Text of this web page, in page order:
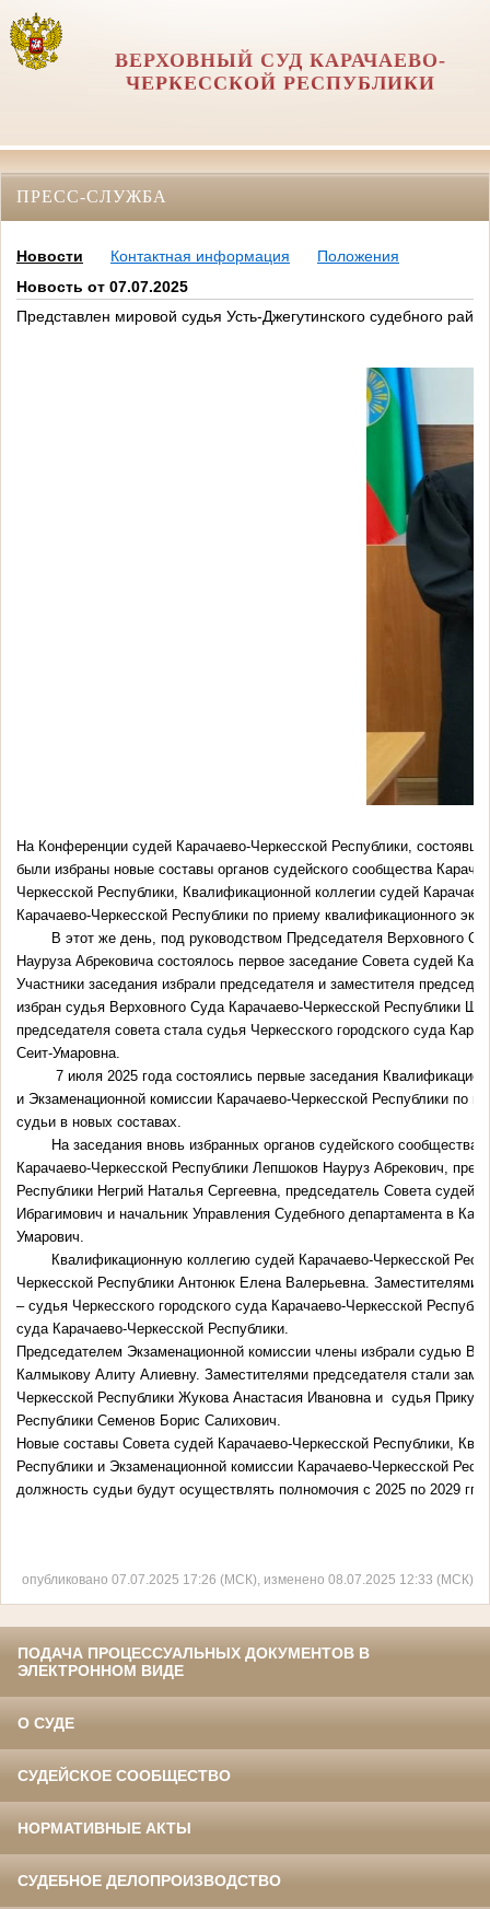
ВЕРХОВНЫЙ СУД КАРАЧАЕВО-
ЧЕРКЕССКОЙ РЕСПУБЛИКИ
ПРЕСС-СЛУЖБА
Новости Контактная информация
Положения
Новость от 07.07.2025
Представлен мировой судья Усть-Джегутинского судебного
На Конференции судей Карачаево-Черкесской Республики,
были избраны новые составы органов судейского сообщества
Черкесской Республики, Квалификационной коллегии судей
Карачаево-Черкесской Республики по приему квалификационного
В этот же день, под руководством Председателя Верховного
Науруза Абрековича состоялось первое заседание Совета судей
Участники заседания избрали председателя и заместителя
избран судья Верховного Суда Карачаево-Черкесской Республики
председателя совета стала судья Черкесского городского суда
Сеит-Умаровна.
7 июля 2025 года состоялись первые заседания
и Экзаменационной комиссии Карачаево-Черкесской Республики по
судьи в новых составах.
На заседания вновь избранных органов судейского
Карачаево-Черкесской Республики Лепшоков Науруз Абрекович,
Республики Негрий Наталья Сергеевна, председатель Совета судей
Ибрагимович и начальник Управления Судебного департамента в
Умарович.
Квалификационную коллегию судей Карачаево-Черкесской
Черкесской Республики Антонюк Елена Валерьевна. Заместителями
– судья Черкесского городского суда Карачаево-Черкесской
суда Карачаево-Черкесской Республики.
Председателем Экзаменационной комиссии члены избрали судью
Калмыкову Алиту Алиевну. Заместителями председателя стали
Черкесской Республики Жукова Анастасия Ивановна и судья
Республики Семенов Борис Салихович.
Новые составы Совета судей Карачаево-Черкесской Республики,
Республики и Экзаменационной комиссии Карачаево-Черкесской
должность судьи будут осуществлять полномочия с 2025 по 2029 гг.
опубликовано 07.07.2025 17:26 (МСК), изменено 08.07.2025 12:33 (МСК)
ПОДАЧА ПРОЦЕССУАЛЬНЫХ ДОКУМЕНТОВ В
ЭЛЕКТРОННОМ ВИДЕ
О СУДЕ
СУДЕЙСКОЕ СООБЩЕСТВО
НОРМАТИВНЫЕ АКТЫ
СУДЕБНОЕ ДЕЛОПРОИЗВОДСТВО